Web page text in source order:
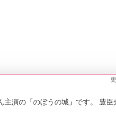
ぼうの城」です。 豊臣秀